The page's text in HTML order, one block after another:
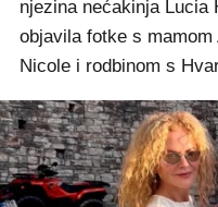
njezina nećakinja Lucia
objavila fotke s
Nicole i rodbinom s